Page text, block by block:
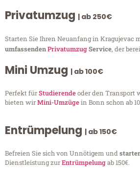
Privatumzug | ab 250€
Starten Sie Ihren Neuanfang in Kragujevac
umfassendenPrivatumzugService, der
Mini Umzug | ab 100€
Perfekt fürStudierendeoder den Transport
bieten wirMini-Umzügein Bonn schon ab
Entrümpelung | ab 150€
Befreien Sie sich von Unnötigem und
Dienstleistung zurEntrümpelungab 150€.